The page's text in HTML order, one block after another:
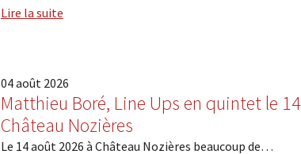
Lire la suite
04août 2026
Matthieu Boré, Line Ups en quintet le
Château Nozières
Le 14 août 2026 à Château Nozières beaucoup de…